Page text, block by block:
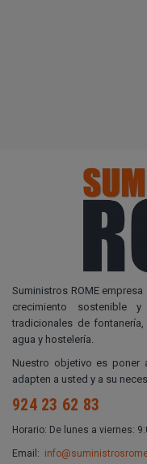
Suministros ROME
crecimiento sostenible
tradicionales de
agua y hostelería.
Nuestro objetivo es
adapten a usted y a su
924 23 62 83
Horario: De lunes a viernes:
Email: